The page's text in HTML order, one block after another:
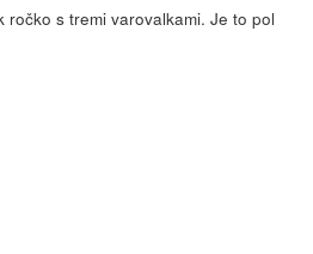
ročko s tremi varovalkami. Je to pol